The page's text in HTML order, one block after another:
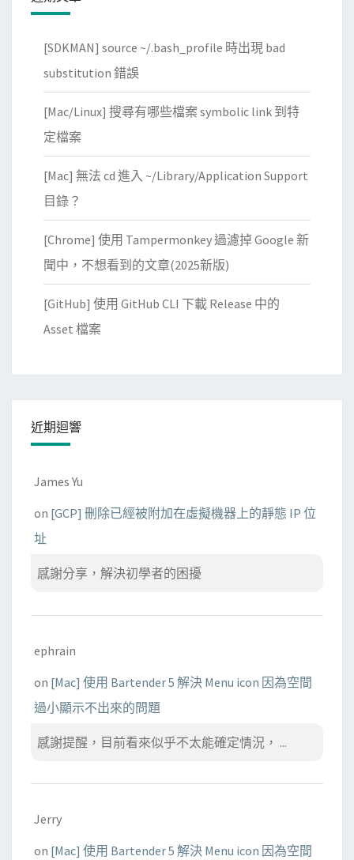
t
本
的
案
內
[SDKMAN] source ~/.bash_profile 時出現 bad
substitution 錯誤
[Mac/Linux] 搜尋有哪些檔案 symbolic link 到特
定檔案
[Mac] 無法 cd 進入 ~/Library/Application Support
目錄？
[Chrome] 使用 Tampermonkey 過濾掉 Google 新
聞中，不想看到的文章(2025新版)
[GitHub] 使用 GitHub CLI 下載 Release 中的
Asset 檔案
近期迴響
James Yu
on [GCP] 刪除已經被附加在虛擬機器上的靜態 IP 位
址
感謝分享，解決初學者的困擾
ephrain
on [Mac] 使用 Bartender 5 解決 Menu icon 因為空間
過小顯示不出來的問題
感謝提醒，目前看來似乎不太能確定情況， ...
Jerry
on [Mac] 使用 Bartender 5 解決 Menu icon 因為空間